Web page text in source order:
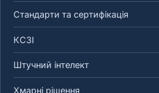
Стандарти та сертифікація
КСЗІ
Штучний інтелект
Хмарні рішення